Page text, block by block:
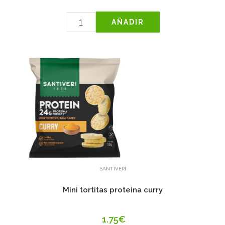
AÑADIR
SANTIVERI
Mini tortitas proteina curry
1.75€